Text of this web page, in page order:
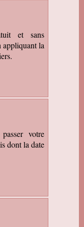
et sans
appliquant la
votre
dont la date